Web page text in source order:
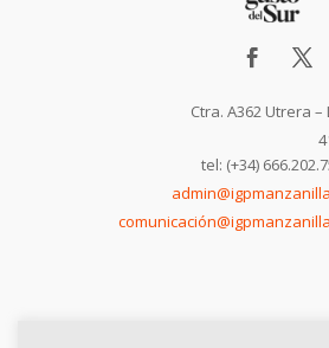
Ctra. A362 Utrera –
tel: (+34)